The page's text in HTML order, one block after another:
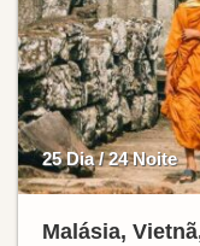
25 Dia / 24 Noite
Malásia,